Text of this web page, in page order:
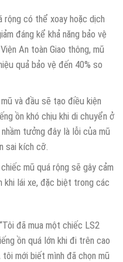
rộng có thể xoay hoặc dịch
đáng kể khả năng bảo vệ
An toàn Giao thông, mũ
quả bảo vệ đến 40% so
và đầu sẽ tạo điều kiện
ồn khó chịu khi di chuyển ở
tưởng đây là lỗi của mũ
sai kích cỡ.
mũ quá rộng sẽ gây cảm
khi lái xe, đặc biệt trong các
đã mua một chiếc LS2
ồn quá lớn khi đi trên cao
mới biết mình đã chọn mũ